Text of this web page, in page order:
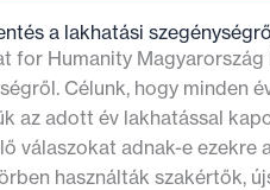
a lakhatási
for Humanity
Célunk, hogy minden
az adott év lakhatással
válaszokat adnak-e ezekre
használták szakértők,